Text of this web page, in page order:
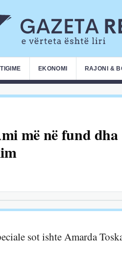
EKONOMI RAJONI &
më në fund dha
sot ishte Amarda